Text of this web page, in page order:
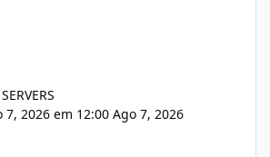
7, 2026 em 12:00 Ago 7, 2026